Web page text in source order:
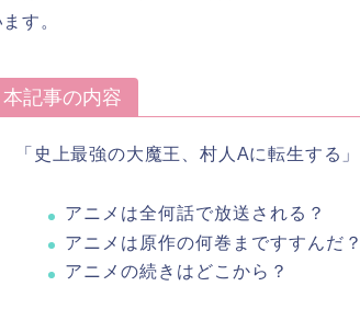
す。
本記事の内容
「史上最強の大魔王、村人Aに転生する」
アニメは全何話で放送される？
アニメは原作の何巻まですすんだ？
アニメの続きはどこから？